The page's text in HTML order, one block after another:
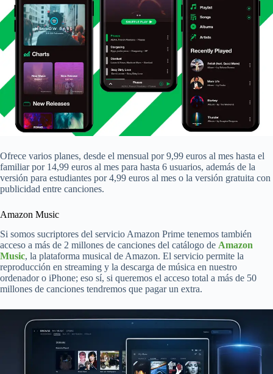
Ofrece varios planes, desde el mensual por 9,99 euros al mes hasta el
familiar por 14,99 euros al mes para hasta 6 usuarios, además de la
versión para estudiantes por 4,99 euros al mes o la versión gratuita con
publicidad entre canciones.
Amazon Music
Si somos sucriptores del servicio Amazon Prime tenemos también
acceso a más de 2 millones de canciones del catálogo de Amazon
Music, la plataforma musical de Amazon. El servicio permite la
reproducción en streaming y la descarga de música en nuestro
ordenador o iPhone; eso sí, si queremos el acceso total a más de 50
millones de canciones tendremos que pagar un extra.